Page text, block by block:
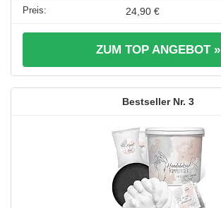
24,90 €
ZUM TOP ANGEBOT »
3